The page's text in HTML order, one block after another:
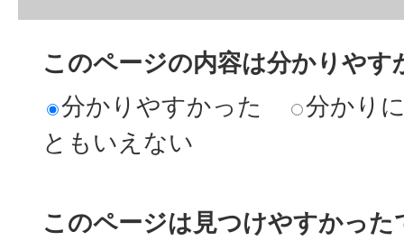
このページの内容は分かりやす
分かりやすかった
分かり
ともいえない
このページは見つけやすかった